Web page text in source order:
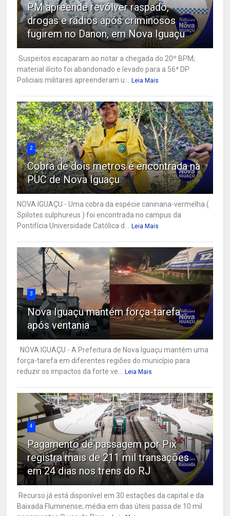
PM apreende revólver raspado,
drogas e rádios após criminosos
fugirem no Danon, em Nova Iguaçu
Suspeitos escaparam ao notar a chegada do 20º BPM;
material ilícito foi abandonado e levado para a 56ª DP
Policiais militares apreenderam u...
Leia Mais
2
Cobra de dois metros é encontrada na
PUC de Nova Iguaçu
NOVA IGUAÇU - Uma cobra da espécie caninana-vermelha (
Spilotes sulphureus ) foi encontrada no campus da
Pontifícia Universidade Católica d...
Leia Mais
3
Nova Iguaçu mantém força-tarefa
após ventania
NOVA IGUAÇU - A Prefeitura de Nova Iguaçu mantém uma
força-tarefa em diferentes regiões do município para
reduzir os impactos da forte ve...
Leia Mais
4
Pagamento de passagem por Pix
registra mais de 211 mil transações
em 24 dias nos trens do RJ
Recurso já está disponível em 30 estações da capital e da
Baixada Fluminense; média em dias úteis passa de 10 mil